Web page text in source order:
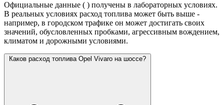
Официальные данные ( ) получены в лабораторных условиях.
В реальных условиях расход топлива может быть выше -
например, в городском трафике он может достигать своих
значений, обусловленных пробками, агрессивным вождением,
климатом и дорожными условиями.
Каков расход топлива Opel Vivaro на шоссе?